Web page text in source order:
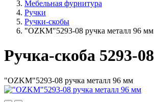
Мебельная фурнитура
Ручки
Ручки-скобы
"OZKM"5293-08 ручка металл 96 мм
Ручка-скоба 5293-08
"OZKM"5293-08 ручка металл 96 мм